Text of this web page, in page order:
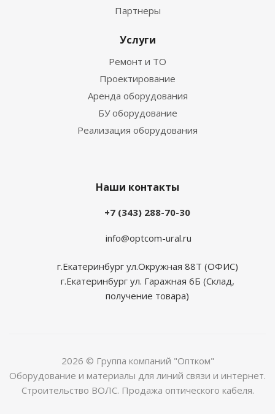
Партнеры
Услуги
Ремонт и ТО
Проектирование
Аренда оборудования
БУ оборудование
Реализация оборудования
Наши контакты
+7 (343) 288-70-30
info@optcom-ural.ru
г.Екатеринбург ул.Окружная 88Т (ОФИС)
г.Екатеринбург ул. Гаражная 6Б (Склад,
получение товара)
2026 © Группа компаний "Оптком"
Оборудование и материалы для линий связи и интернет.
Строительство ВОЛС. Продажа оптического кабеля.